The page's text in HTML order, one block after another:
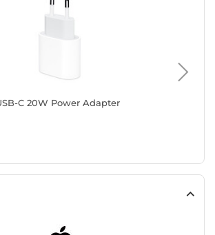
C 20W Power Adapter